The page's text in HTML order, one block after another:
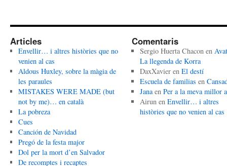
Articles
Envellir… i altres històries que no
venien al cas
Aldous Huxley, sobre la màgia de
les paraules
MISTAKES WERE MADE (but
not by me)… en català
La pobreza
Cues
Canción de Navidad
Pregó de la festa major
Dol per la mort d’en Salvador
De recomptes i recaptes
Comentaris
Sergio Huerta Chaconen
La llegenda de Korra
DaxXavieren El destí
Escuela de familias en
Janaen Per a la meva millor
Airunen Envellir… i altres
històries que no venien al cas